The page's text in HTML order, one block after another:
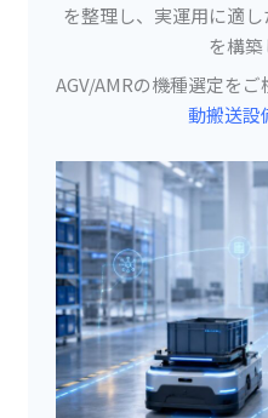
を整理し、実運用に適
を構築
AGV/AMRの機種選定をご
動搬送